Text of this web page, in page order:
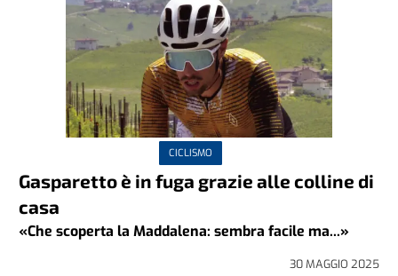
CICLISMO
Gasparetto è in fuga grazie alle colline di
casa
«Che scoperta la Maddalena: sembra facile ma...»
30 MAGGIO 2025